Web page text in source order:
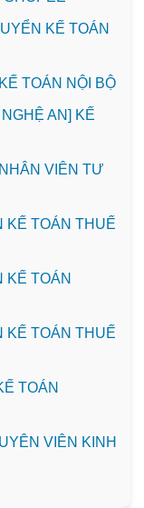
KẾ TOÁN
TOÁN NỘI BỘ
AN] KẾ
VIÊN TƯ
KẾ TOÁN THUẾ
KẾ TOÁN
KẾ TOÁN THUẾ
TOÁN
VIÊN KINH